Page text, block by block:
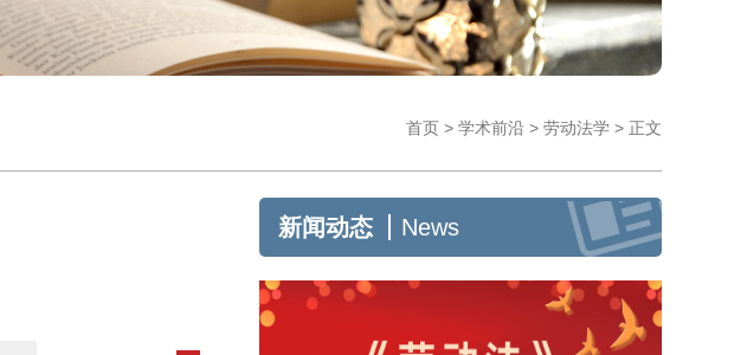
首页 > 学术前沿 > 劳动法学 > 正文
新闻动态 News